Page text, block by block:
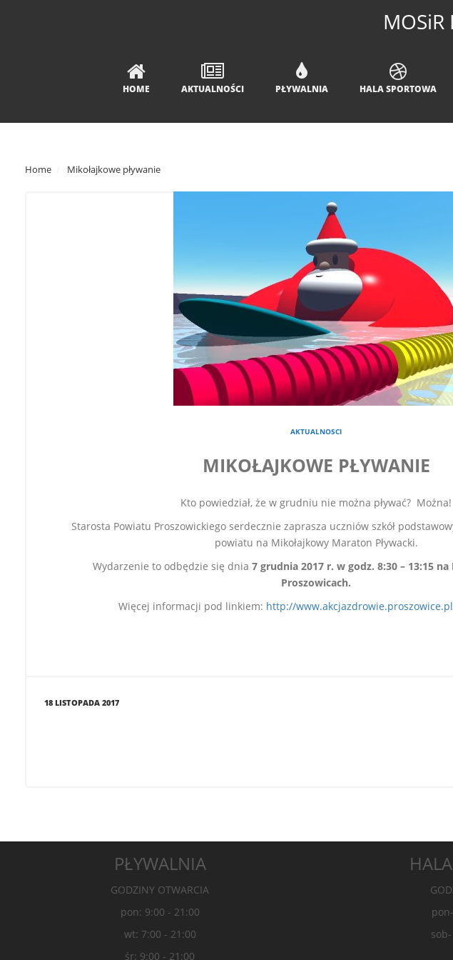
MOSiR
HOME AKTUALNOŚCI PŁYWALNIA HALA SPORTOWA
Home Mikołajkowe pływanie
AKTUALNOSCI
MIKOŁAJKOWE PŁYWANIE
Kto powiedział, że w grudniu nie można pływać? Można!
Starosta Powiatu Proszowickiego serdecznie zaprasza uczniów szkół
powiatu na Mikołajkowy Maraton Pływacki.
Wydarzenie to odbędzie się dnia 7 grudnia 2017 r. w godz. 8:30 – 13:15
Proszowicach.
Więcej informacji pod linkiem: http://
18 LISTOPADA 2017
PŁYWALNIA
GODZINY OTWARCIA
pon: 9:00 - 21:00
wt: 7:00 - 21:00
śr: 9:00 - 21:00